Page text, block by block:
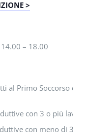
>
– 18.00
al Primo Soccorso di
con 3 o più
con meno di 3